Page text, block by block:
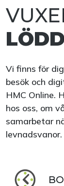
Vi finns för
besök och
HMC Online.
hos oss, om
samarbetar
levnadsvanor.